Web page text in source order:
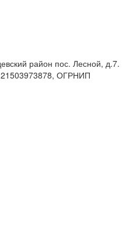
район пос. Лесной, д.7.
ОГРНИП